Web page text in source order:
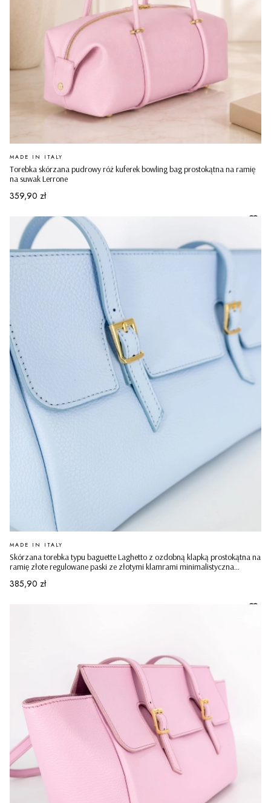
Torebka skórzana pudrowy róż kuferek bowling bag prostokątna na ramię
na suwak Lerrone
PRODUCENT
MADE IN ITALY
Cena
359,90 zł
Skórzana torebka typu baguette Laghetto z ozdobną klapką prostokątna na
ramię złote regulowane paski ze złotymi klamrami minimalistyczna
PRODUCENT
MADE IN ITALY
Cena
385,90 zł